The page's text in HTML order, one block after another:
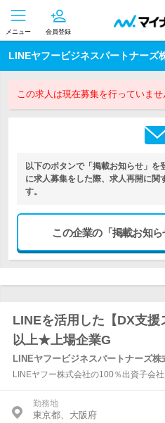
メニュー 会員登録
LINEヤフービジネスパートナーズ
この求人は現在募集を行っていませ
以下のボタンで「掲載お知らせ」を
に求人募集をした際、求人再開に関
す。
この企業の「掲載お知
LINEを活用した【DX支援
以上★上場企業G
LINEヤフービジネスパートナーズ株
LINEヤフー株式会社の100％出資子会
勤務地
東京都、大阪府